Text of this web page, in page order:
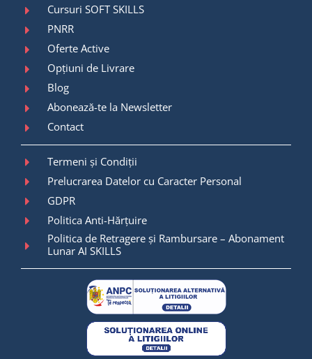
Cursuri SOFT SKILLS
PNRR
Oferte Active
Opțiuni de Livrare
Blog
Abonează-te la Newsletter
Contact
Termeni și Condiții
Prelucrarea Datelor cu Caracter Personal
GDPR
Politica Anti-Hărțuire
Politica de Retragere și Rambursare – Abonament
Lunar AI SKILLS